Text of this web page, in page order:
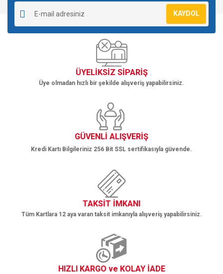
KAYDOL
ÜYELİKSİZ SİPARİŞ
Üye olmadan hızlı bir şekilde alışveriş yapabilirsiniz.
GÜVENLİ ALIŞVERİŞ
Kredi Kartı Bilgileriniz 256 Bit SSL sertifikasıyla güvende.
TAKSİT İMKANI
Tüm Kartlara 12 aya varan taksit imkanıyla alışveriş yapabilirsiniz.
HIZLI KARGO ve KOLAY İADE